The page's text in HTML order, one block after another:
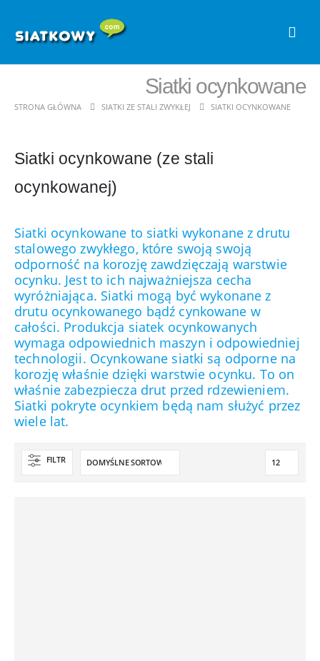
Siatki ocynkowane
STRONA GŁÓWNA SIATKI ZE STALI ZWYKŁEJ SIATKI OCYNKOWANE
Siatki ocynkowane (ze stali
ocynkowanej)
Siatki ocynkowane to siatki wykonane z drutu
stalowego zwykłego, które swoją swoją
odporność na korozję zawdzięczają warstwie
ocynku. Jest to ich najważniejsza cecha
wyróżniająca. Siatki mogą być wykonane z
drutu ocynkowanego bądź cynkowane w
całości. Produkcja siatek ocynkowanych
wymaga odpowiednich maszyn i odpowiedniej
technologii. Ocynkowane siatki są odporne na
korozję właśnie dzięki warstwie ocynku. To on
właśnie zabezpiecza drut przed rdzewieniem.
Siatki pokryte ocynkiem będą nam służyć przez
wiele lat.
FILTR